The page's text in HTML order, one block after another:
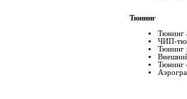
Тюнинг
Тюнинг
ЧИП-
Тюнинг
Тюнинг